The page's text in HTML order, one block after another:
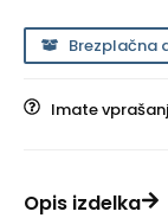
Brezplačna
Imate
Opis izdelka